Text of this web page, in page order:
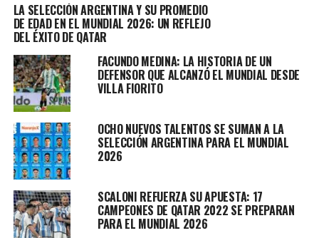
Lionel Messi, Angel Di María y Nicolás Otamendi solo
jugaron el partido ante los australianos y fueron
liberados por Scaloni para que puedan gozar de un
período vacacional más extendido. Tanto Messi como
Scaloni estarán en los partidos homenaje a Maxi
Rodríguez, el sábado en el estadio de Newell’s; y de Juan
Román Riquelme, el domingo en la Bombonera, donde
también se sumará Paredes.
Argentina volverá a jugar en septiembre próximo en el
inicio de las Eliminatorias sudamericanas para el
Mundial 2026 de Estados Unidos, México y Canadá.
LA SELECCIÓN ARGENTINA Y SU PROMEDIO
DE EDAD EN EL MUNDIAL 2026: UN REFLEJO
DEL ÉXITO DE QATAR
FACUNDO MEDINA: LA HISTORIA DE UN
DEFENSOR QUE ALCANZÓ EL MUNDIAL DESDE
VILLA FIORITO
OCHO NUEVOS TALENTOS SE SUMAN A LA
SELECCIÓN ARGENTINA PARA EL MUNDIAL
2026
SCALONI REFUERZA SU APUESTA: 17
CAMPEONES DE QATAR 2022 SE PREPARAN
PARA EL MUNDIAL 2026